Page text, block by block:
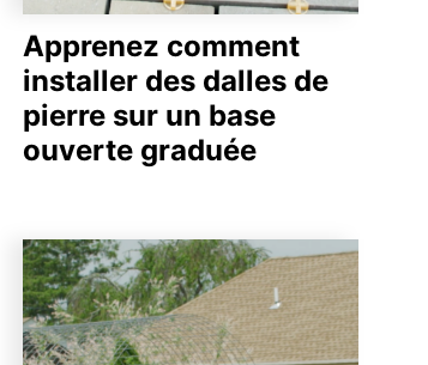
Apprenez comment
installer des dalles de
pierre sur un base
ouverte graduée